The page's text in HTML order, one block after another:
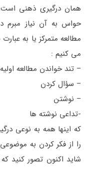
همان درگیری ذهنی
حواس به آن نیاز مبرم
مطالعه متمرکز یا به
می کنیم :
– تند خواندن مطالعه اولیه
– سؤال کردن
– نوشتن
-تداعی نوشته ها
که اینها همه به نوعی
را از فکر کردن به
شاید اکنون تصور کنید